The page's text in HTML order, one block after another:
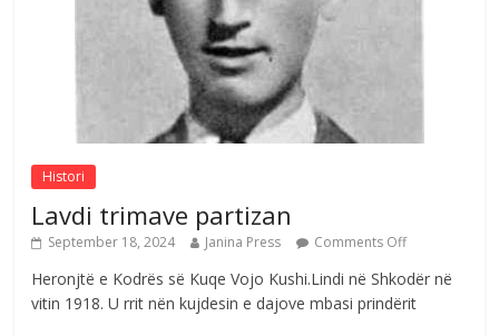
Sulm , pse të dua ty
August 8, 2026
Histori
Lavdi trimave partizan
September 18, 2024 Janina Press Comments Off
Heronjtë e Kodrës së Kuqe Vojo Kushi.Lindi në Shkodër në
vitin 1918. U rrit nën kujdesin e dajove mbasi prindërit